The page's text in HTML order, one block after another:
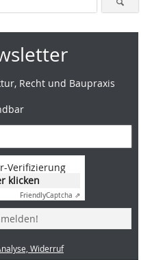
Recht und Baupraxis
Verifizierung
klicken
FriendlyCaptcha ⇗
Widerruf